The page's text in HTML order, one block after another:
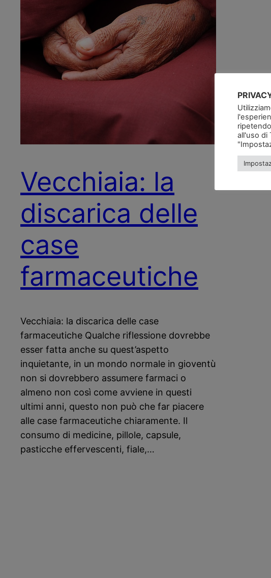
Vecchiaia: la
discarica delle
case
farmaceutiche
Vecchiaia: la discarica delle case
farmaceutiche Qualche riflessione dovrebbe
esser fatta anche su quest’aspetto
inquietante, in un mondo normale in gioventù
non si dovrebbero assumere farmaci o
almeno non così come avviene in questi
ultimi anni, questo non può che far piacere
alle case farmaceutiche chiaramente. Il
consumo di medicine, pillole, capsule,
pasticche effervescenti, fiale,…
all'uso di